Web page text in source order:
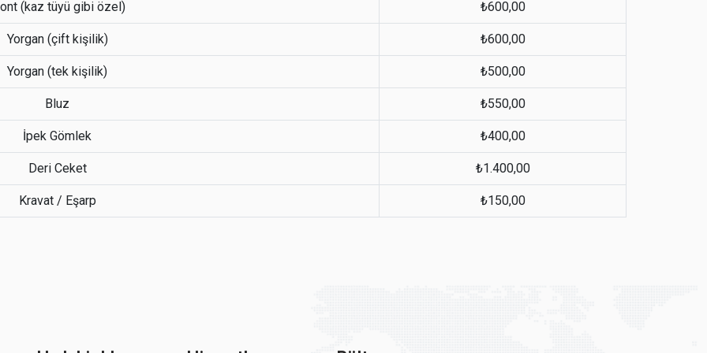
(kaz tüyü gibi özel) ₺600,00
Yorgan (çift kişilik) ₺600,00
Yorgan (tek kişilik) ₺500,00
Bluz ₺550,00
İpek Gömlek ₺400,00
Deri Ceket ₺1.400,00
Kravat / Eşarp ₺150,00